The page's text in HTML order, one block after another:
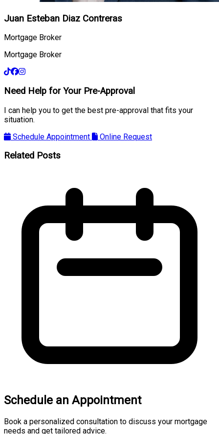
Juan Esteban Diaz Contreras
Mortgage Broker
Mortgage Broker
Need Help for Your Pre-Approval
I can help you to get the best pre-approval that fits your
situation.
Schedule Appointment
Online Request
Related Posts
Schedule an Appointment
Book a personalized consultation to discuss your mortgage
needs and get tailored advice.